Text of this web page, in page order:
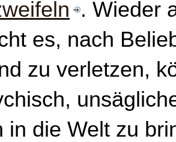
. Wieder
es, nach
zu verletzen,
in die Welt zu